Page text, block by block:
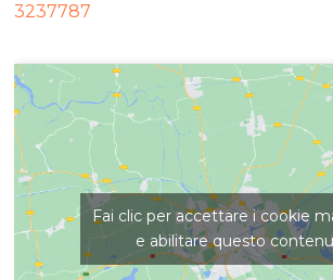
3237787
Fai clic per accettare i cookie
e abilitare questo